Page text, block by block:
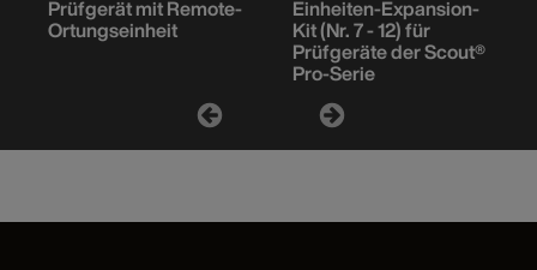
Prüfgerät mit Remote-
Ortungseinheit
Einheiten-Expansion-
Kit (Nr. 7 - 12) für
Prüfgeräte der Scout®
Pro-Serie